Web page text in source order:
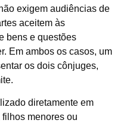
exigem audiências de
aceitem às
bens e questões
Em ambos os casos, um
os dois cônjuges,
diretamente em
menores ou